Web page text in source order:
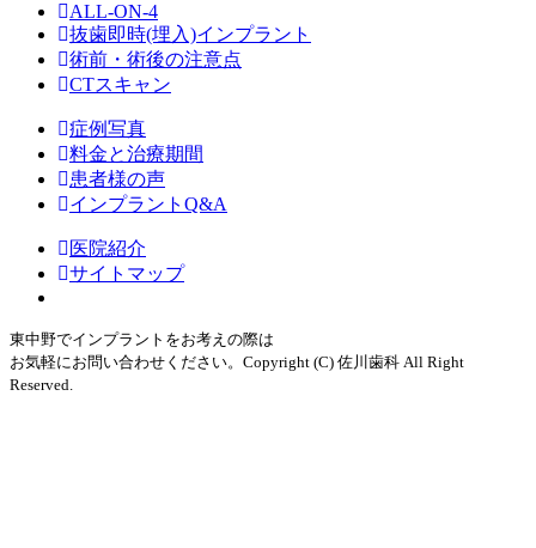
ALL-ON-4
抜歯即時(埋入)インプラント
術前・術後の注意点
CTスキャン
症例写真
料金と治療期間
患者様の声
インプラントQ&A
医院紹介
サイトマップ
東中野でインプラントをお考えの際は
お気軽にお問い合わせください。 Copyright (C) 佐川歯科 All Right
Reserved.